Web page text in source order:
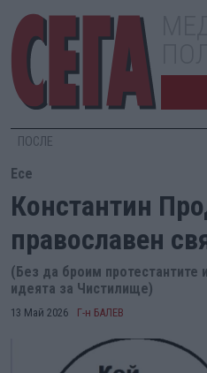
ПОСЛЕ
Есе
Константин
православен
(Без да броим протестантите
идеята за Чистилище)
13 Май 2026 Г-н БАЛЕВ